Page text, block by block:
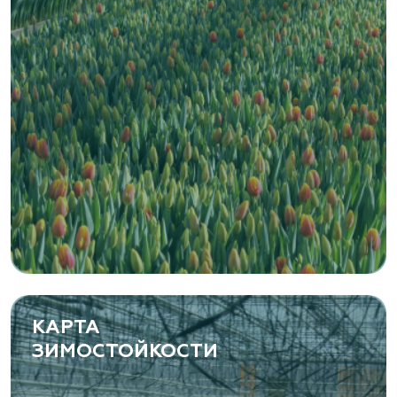
Zaxriddin Flower Plantation, питомник
Ташкентская область, Зангиатинский р-н, ул.
Канимаева, д. 9
«ЁЛЫ-ПАЛЫ», питомник декоративных
растений
Самарская область, с. Подстепки, ул.
Фермерская 14 А
(8482) 650 010
www.yoly-paly.ru
«ВЕНЕВ» питомник растений
КАРТА
ЗИМОСТОЙКОСТИ